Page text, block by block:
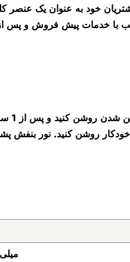
خود به عنوان یک
با خدمات پیش فروش و پس